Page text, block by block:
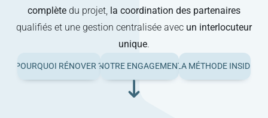
complète du projet, la coordination des partenaires
qualifiés et une gestion centralisée avec un interlocuteur
unique.
POURQUOI RÉNOVER ?
NOTRE ENGAGEMENTNOTRE ENGAGEMENT
LA MÉTHODE INSIDELA MÉTHODE INSIDE